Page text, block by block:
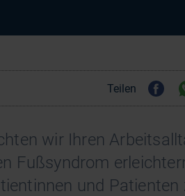
Teilen
wir Ihren
Fußsyndrom
und Patienten